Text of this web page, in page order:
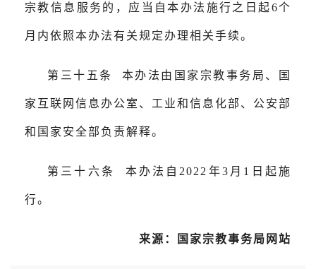
宗教信息服务的，应当自本办法施行之日起6个
月内依照本办法有关规定办理相关手续。
第三十五条 本办法由国家宗教事务局、国
家互联网信息办公室、工业和信息化部、公安部
和国家安全部负责解释。
第三十六条 本办法自2022年3月1日起施
行。
来源：国家宗教事务局网站